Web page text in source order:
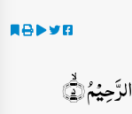
ۙ﴿۵﴾